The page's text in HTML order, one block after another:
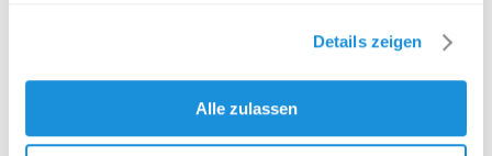
Details zeigen
Alle zulassen
studioMed in Leipzig
Coppistraße 53 a · 04157 Leipzig
Telefon: (0341) 9 11 24 25